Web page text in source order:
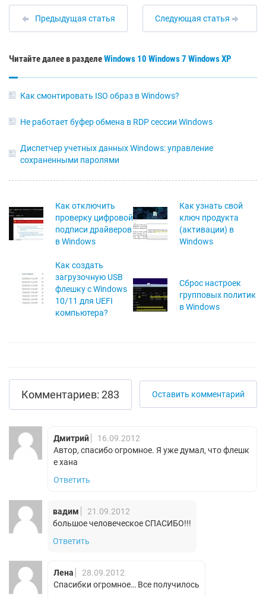
Предыдущая статья Следующая статья
Читайте далее в разделеWindows 10 Windows 7 Windows XP
Как смонтировать ISO образ в Windows?
Не работает буфер обмена в RDP сессии Windows
Диспетчер учетных данных Windows: управление
сохраненными паролями
Как отключить
проверку цифровой
подписи драйверов
в Windows
Как узнать свой
ключ продукта
(активации) в
Windows
Как создать
загрузочную USB
флешку с Windows
10/11 для UEFI
компьютера?
Сброс настроек
групповых политик
в Windows
Комментариев: 283 Оставить комментарий
Дмитрий
16.09.2012
Автор, спасибо огромное. Я уже думал, что флешк
е хана
Ответить
вадим
21.09.2012
большое человеческое СПАСИБО!!!
Ответить
Лена
28.09.2012
Спасибки огромное… Все получилось